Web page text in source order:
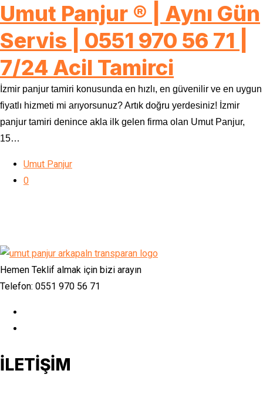
Umut Panjur ® | Aynı Gün
Servis | 0551 970 56 71 |
7/24 Acil Tamirci
İzmir panjur tamiri konusunda en hızlı, en güvenilir ve en uygun
fiyatlı hizmeti mi arıyorsunuz? Artık doğru yerdesiniz! İzmir
panjur tamiri denince akla ilk gelen firma olan Umut Panjur,
15…
Umut Panjur
0
Hemen Teklif almak için bizi arayın
Telefon: 0551 970 56 71
İLETİŞİM